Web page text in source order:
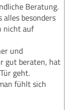
Beratung.
alles besonders
nicht auf
und
gut beraten, hat
geht.
fühlt sich